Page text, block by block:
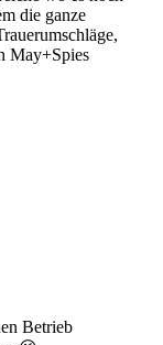
die ganze
May+Spies
Betrieb